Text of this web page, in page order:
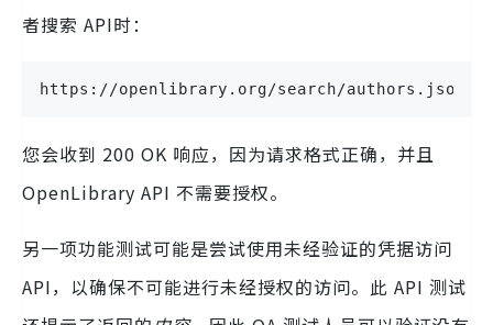
者搜索 API时：
https://openlibrary.org/search/authors.json?
您会收到 200 OK 响应，因为请求格式正确，并且
OpenLibrary API 不需要授权。
另一项功能测试可能是尝试使用未经验证的凭据访问
API，以确保不可能进行未经授权的访问。此 API 测试